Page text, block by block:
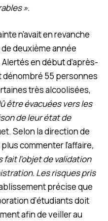
».
n’avait en revanche
deuxième année
en début d’après-
dénombré 55 personnes
très alcoolisées,
être évacuées vers les
de leur état de
Selon la direction de
commenter l’affaire,
fait l’objet de validation
Les risques pris
précise que
d’étudiants doit
afin de veiller au